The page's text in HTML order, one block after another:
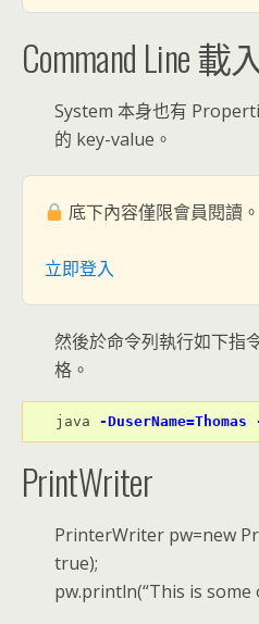
Command Line 載
System 本身也有
的 key-value。
底下內容僅限會員閱讀。
立即登入
然後於命令列執行如下指
格。
java -
PrintWriter
PrinterWriter pw=new
true);
pw.println(“This is some